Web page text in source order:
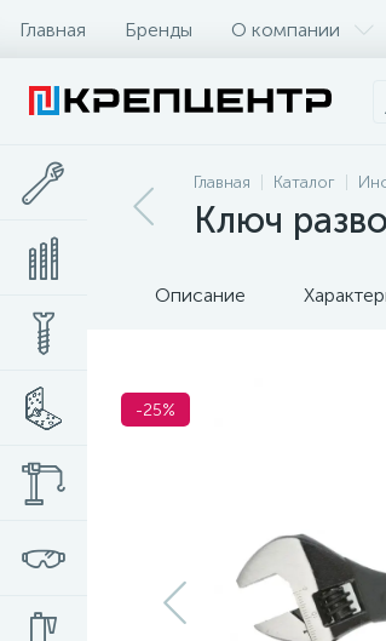
Главная Бренды О компании
Главная Каталог
Ключ
Описание
-25%